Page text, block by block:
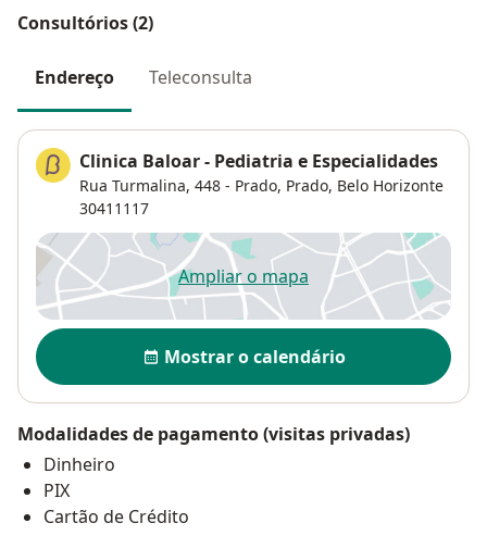
Consultórios (2)
Endereço Teleconsulta
Clinica Baloar - Pediatria e Especialidades
Rua Turmalina, 448 - Prado, Prado, Belo Horizonte
30411117
Ampliar o mapaabre num novo separador
Disponibilidade
Mostrar o calendário
Modalidades de pagamento (visitas privadas)
Dinheiro
PIX
Cartão de Crédito